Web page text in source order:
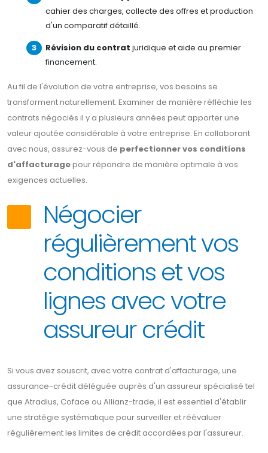
cahier des charges, collecte des offres et production
d'un comparatif détaillé.
Révision du contrat juridique et aide au premier
financement.
Au fil de l'évolution de votre entreprise, vos besoins se
transforment naturellement. Examiner de manière réfléchie les
contrats négociés il y a plusieurs années peut apporter une
valeur ajoutée considérable à votre entreprise. En collaborant
avec nous, assurez-vous de perfectionner vos conditions
d'affacturagepour répondre de manière optimale à vos
exigences actuelles.
Négocier
régulièrement vos
conditions et vos
lignes avec votre
assureur crédit
Si vous avez souscrit, avec votre contrat d'affacturage, une
assurance-crédit déléguée auprès d'un assureur spécialisé tel
que Atradius, Coface ou Allianz-trade, il est essentiel d'établir
une stratégie systématique pour surveiller et réévaluer
régulièrement les limites de crédit accordées par l'assureur.